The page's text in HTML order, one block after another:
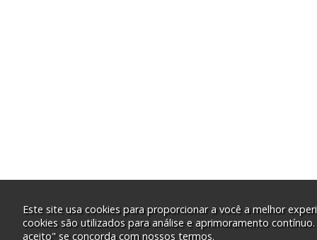
Este site usa cookies para proporcionar a você a melhor
cookies são utilizados para análise e aprimoramento
aceito" se concorda com nossos termos.